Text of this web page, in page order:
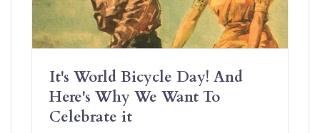
It's World Bicycle Day! And
Here's Why We Want To
Celebrate it